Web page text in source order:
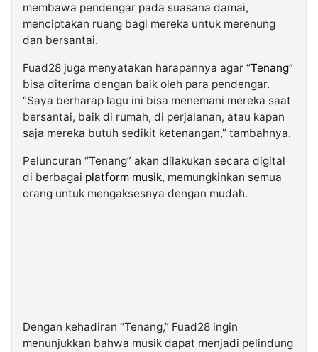
membawa pendengar pada suasana damai,
menciptakan ruang bagi mereka untuk merenung
dan bersantai.
Fuad28 juga menyatakan harapannya agar “Tenang”
bisa diterima dengan baik oleh para pendengar.
“Saya berharap lagu ini bisa menemani mereka saat
bersantai, baik di rumah, di perjalanan, atau kapan
saja mereka butuh sedikit ketenangan,” tambahnya.
Peluncuran “Tenang” akan dilakukan secara digital
di berbagai platform musik, memungkinkan semua
orang untuk mengaksesnya dengan mudah.
Dengan kehadiran “Tenang,” Fuad28 ingin
menunjukkan bahwa musik dapat menjadi pelindung